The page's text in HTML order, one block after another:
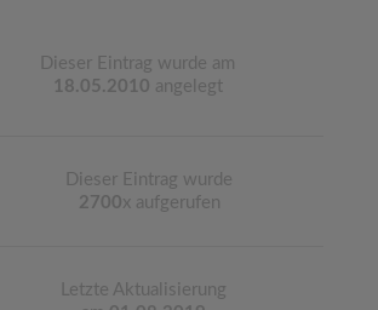
Dieser Eintrag wurde am
18.05.2010 angelegt
Dieser Eintrag wurde
2700x aufgerufen
Letzte Aktualisierung